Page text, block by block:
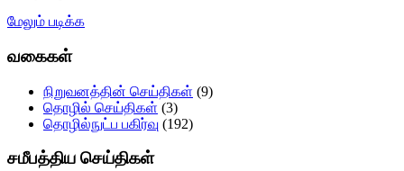
மேலும் படிக்க
வகைகள்
நிறுவனத்தின் செய்திகள் (9)
தொழில் செய்திகள் (3)
தொழில்நுட்ப பகிர்வு (192)
சமீபத்திய செய்திகள்